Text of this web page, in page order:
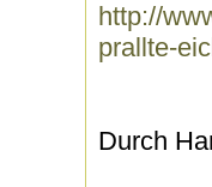
http://
prallte-
Durch